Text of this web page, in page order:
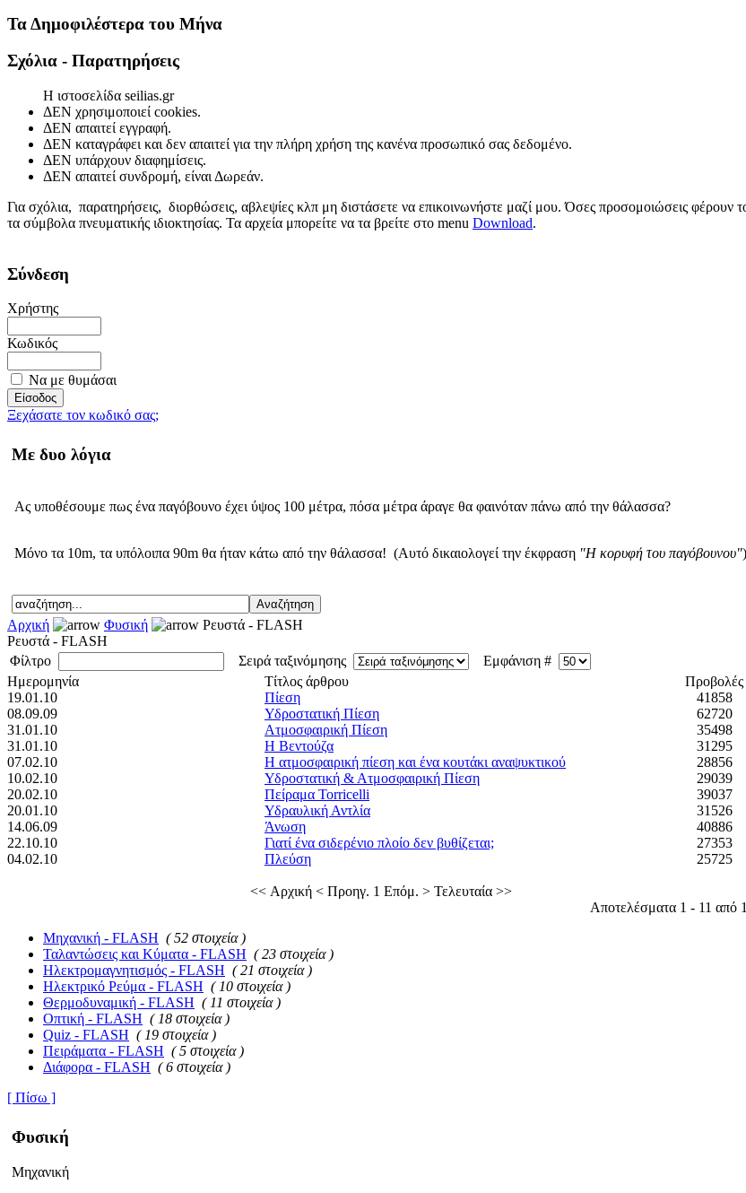
Τα Δημοφιλέστερα του Μήνα
Σχόλια - Παρατηρήσεις
Η ιστοσελίδα seilias.gr
ΔΕΝ χρησιμοποιεί cookies.
ΔΕΝ απαιτεί εγγραφή.
ΔΕΝ καταγράφει και δεν απαιτεί για την πλήρη χρήση της κανένα προσωπικό σας δεδομένο.
ΔΕΝ υπάρχουν διαφημίσεις.
ΔΕΝ απαιτεί συνδρομή, είναι Δωρεάν.
Για σχόλια, παρατηρήσεις, διορθώσεις, αβλεψίες κλπ μη διστάσετε να επικοινωνήστε μαζί μου. Όσες προσομοιώσεις
τα σύμβολα πνευματικής ιδιοκτησίας. Τα αρχεία μπορείτε να τα βρείτε στο menu Download.
Σύνδεση
Χρήστης
Κωδικός
Να με θυμάσαι
Ξεχάσατε τον κωδικό σας;
Με δυο λόγια
Ας υποθέσουμε πως ένα παγόβουνο έχει ύψος 100 μέτρα, πόσα μέτρα άραγε θα φαινόταν πάνω από την θάλασσα?
Μόνο τα 10m, τα υπόλοιπα 90m θα ήταν κάτω από την θάλασσα! (Αυτό δικαιολογεί την έκφραση "Η κορυφή του παγόβουνου")
Αρχική Φυσική
Ρευστά - FLASH
Ρευστά - FLASH
Φίλτρο
Σειρά ταξινόμησης
Εμφάνιση #
Ημερομηνία
Τίτλος άρθρου
Προβολές
19.01.10
Πίεση
41858
08.09.09
Υδροστατική Πίεση
62720
31.01.10
Ατμοσφαιρική Πίεση
35498
31.01.10
Η Βεντούζα
31295
07.02.10
Η ατμοσφαιρική πίεση και ένα κουτάκι αναψυκτικού
28856
10.02.10
Υδροστατική & Ατμοσφαιρική Πίεση
29039
20.02.10
Πείραμα Torricelli
39037
20.01.10
Υδραυλική Αντλία
31526
14.06.09
Άνωση
40886
22.10.10
Γιατί ένα σιδερένιο πλοίο δεν βυθίζεται;
27353
04.02.10
Πλεύση 25725
<< Αρχική < Προηγ. 1 Επόμ. > Τελευταία >>
Αποτελέσματα 1 - 11 από
Μηχανική - FLASH ( 52 στοιχεία )
Ταλαντώσεις και Κύματα - FLASH ( 23 στοιχεία )
Ηλεκτρομαγνητισμός - FLASH ( 21 στοιχεία )
Ηλεκτρικό Ρεύμα - FLASH ( 10 στοιχεία )
Θερμοδυναμική - FLASH ( 11 στοιχεία )
Οπτική - FLASH ( 18 στοιχεία )
Quiz - FLASH ( 19 στοιχεία )
Πειράματα - FLASH ( 5 στοιχεία )
Διάφορα - FLASH ( 6 στοιχεία )
[ Πίσω ]
Φυσική
Μηχανική